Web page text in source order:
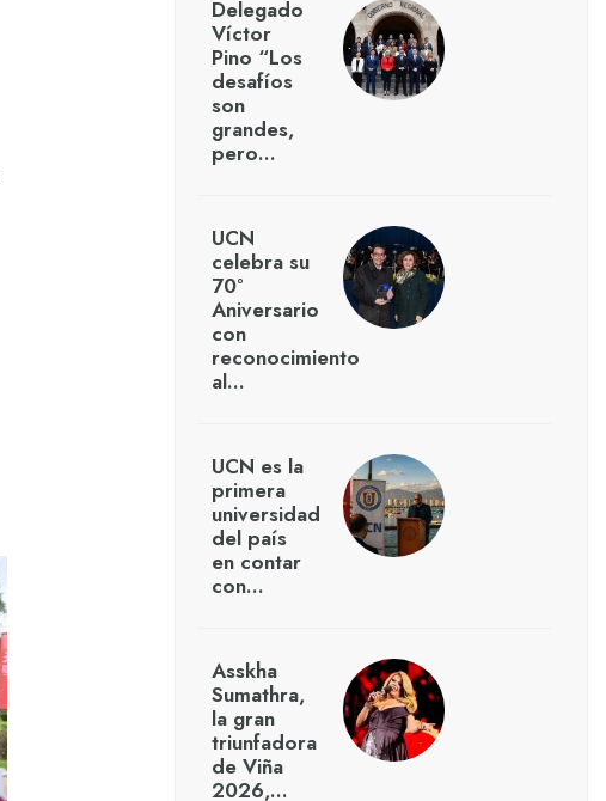
Delegado
Víctor
Pino “Los
desafíos
son
grandes,
pero…
UCN
celebra su
70°
Aniversario
con
reconocimiento
al…
UCN es la
primera
universidad
del país
en contar
con…
Asskha
Sumathra,
la gran
triunfadora
de Viña
2026,…